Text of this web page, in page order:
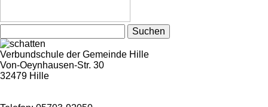
nach:
Verbundschule der Gemeinde Hille
Von-Oeynhausen-Str. 30
32479 Hille